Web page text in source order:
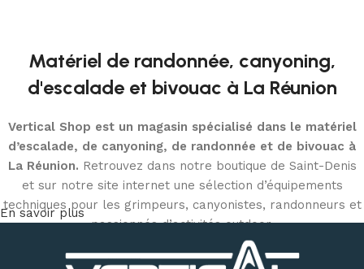
Matériel de randonnée, canyoning,
d'escalade et bivouac à La Réunion
Vertical Shop est un magasin spécialisé dans le matériel
d’escalade, de canyoning, de randonnée et de bivouac à
La Réunion. Retrouvez dans notre boutique de Saint-Denis
et sur notre site internet une sélection d’équipements
techniques pour les grimpeurs, canyonistes, randonneurs et
passionnés d’activités outdoor.
Découvrez notre matériel d’escalade et de canyoning
En savoir plus